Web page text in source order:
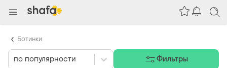
по популярности Фильтры
Ботинки